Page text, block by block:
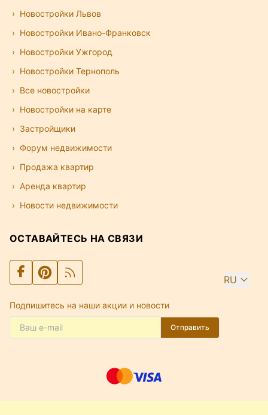
Новостройки Львов
Новостройки Ивано-Франковск
Новостройки Ужгород
Новостройки Тернополь
Все новостройки
Новостройки на карте
Застройщики
Форум недвижимости
Продажа квартир
Аренда квартир
Новости недвижимости
ОСТАВАЙТЕСЬ НА СВЯЗИ
RU
Подпишитесь на наши акции и новости
Отправить